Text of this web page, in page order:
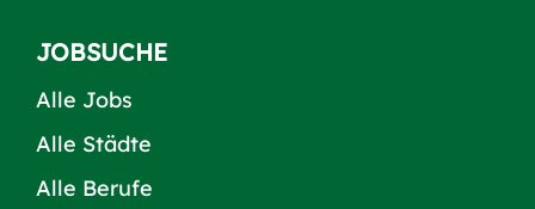
JOBSUCHE
Alle Jobs
Alle Städte
Alle Berufe